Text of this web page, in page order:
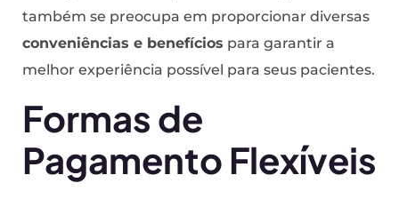
também se preocupa em proporcionar diversas
conveniências e benefícios para garantir a
melhor experiência possível para seus pacientes.
Formas de
Pagamento Flexíveis